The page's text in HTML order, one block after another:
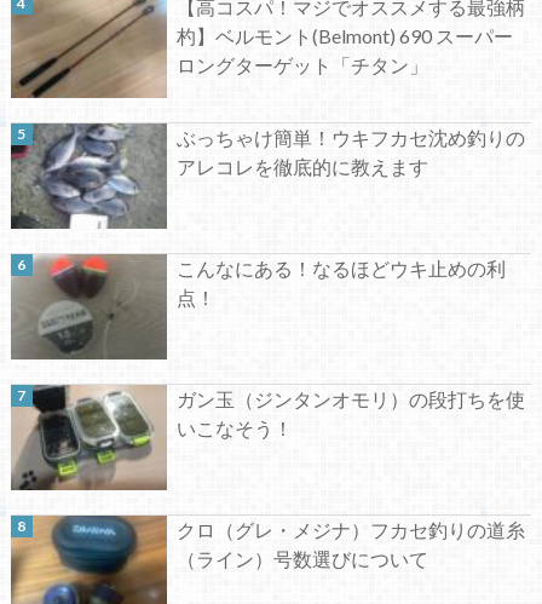
【高コスパ！マジでオススメする最強柄
杓】ベルモント(Belmont) 690 スーパー
ロングターゲット「チタン」
ぶっちゃけ簡単！ウキフカセ沈め釣りの
アレコレを徹底的に教えます
こんなにある！なるほどウキ止めの利
点！
ガン玉（ジンタンオモリ）の段打ちを使
いこなそう！
クロ（グレ・メジナ）フカセ釣りの道糸
（ライン）号数選びについて